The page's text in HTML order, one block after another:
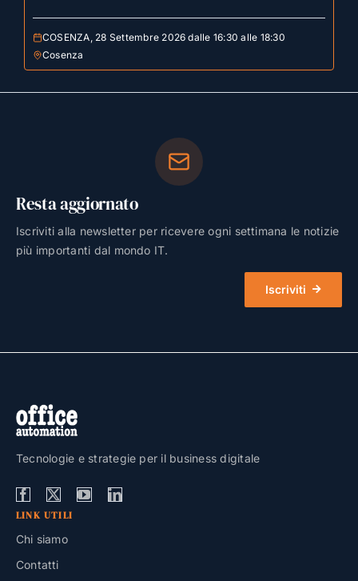
COSENZA, 28 Settembre 2026 dalle 16:30 alle 18:30
Cosenza
Resta aggiornato
Iscriviti alla newsletter per ricevere ogni settimana le notizie
più importanti dal mondo IT.
Iscriviti
Tecnologie e strategie per il business digitale
LINK UTILI
Chi siamo
Contatti